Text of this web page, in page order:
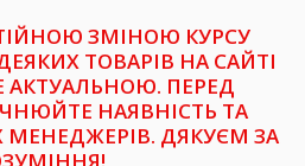
ЗМІНОЮ КУРСУ
ТОВАРІВ НА САЙТІ
АКТУАЛЬНОЮ. ПЕРЕД
НАЯВНІСТЬ ТА
МЕНЕДЖЕРІВ. ДЯКУЄМ ЗА